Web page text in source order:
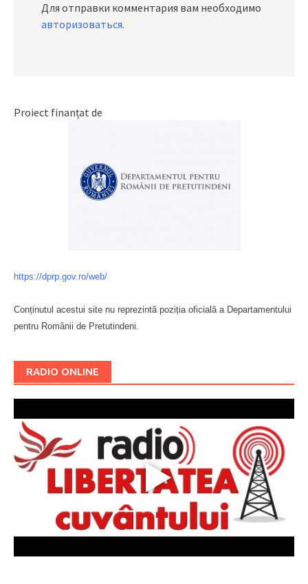
Для отправки комментария вам необходимо
авторизоваться.
Proiect finanțat de
https://dprp.gov.ro/web/
Conținutul acestui site nu reprezintă poziția oficială a Departamentului
pentru Românii de Pretutindeni.
RADIO ONLINE